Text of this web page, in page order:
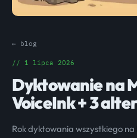
← blog
// 1 lipca 2026
Dyktowanie na
VoiceInk + 3
Rok dyktowania wszystkiego